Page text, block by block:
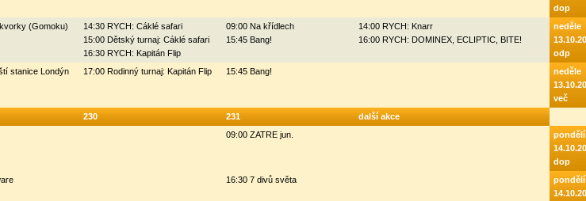
dop
(Gomoku)
14:30 RYCH: Cáklé safari
15:00 Dětský turnaj: Cáklé safari
16:30 RYCH: Kapitán Flip
09:00 Na křídlech
15:45 Bang!
14:00 RYCH: Knarr
16:00 RYCH: DOMINEX, ECLIPTIC, BITE!
neděle
odp
stanice Londýn 17:00 Rodinný turnaj: Kapitán Flip 15:45 Bang!
neděle
več
230 231
další akce
09:00 ZATRE jun.
pondělí
dop
16:30 7 divů světa
pondělí